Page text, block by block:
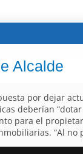
Alcalde
por dejar
deberían
para el
“Al no